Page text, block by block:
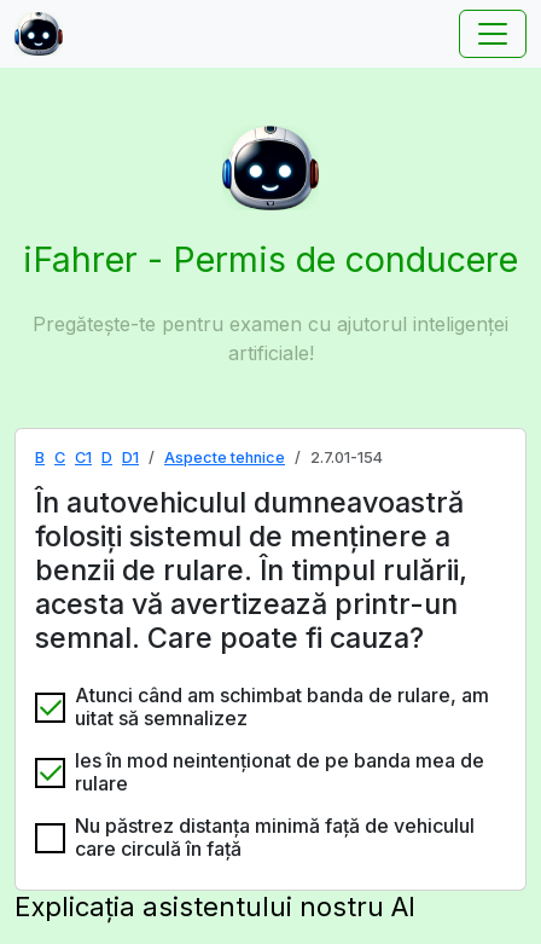
iFahrer - Permis de conducere
Pregătește-te pentru examen cu ajutorul inteligenței
artificiale!
B C C1 D D1 Aspecte tehnice 2.7.01-154
În autovehiculul dumneavoastră
folosiți sistemul de menținere a
benzii de rulare. În timpul rulării,
acesta vă avertizează printr-un
semnal. Care poate fi cauza?
Atunci când am schimbat banda de rulare, am
uitat să semnalizez
Ies în mod neintenționat de pe banda mea de
rulare
Nu păstrez distanța minimă față de vehiculul
care circulă în față
Explicația asistentului nostru AI